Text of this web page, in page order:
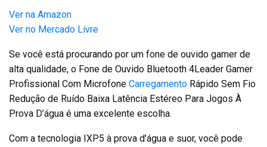
Ver na Amazon
Ver no Mercado Livre
Se você está procurando por um fone de ouvido gamer de
alta qualidade, o Fone de Ouvido Bluetooth 4Leader Gamer
Profissional Com Microfone Carregamento Rápido Sem Fio
Redução de Ruído Baixa Latência Estéreo Para Jogos À
Prova D’água é uma excelente escolha.
Com a tecnologia IXP5 à prova d’água e suor, você pode